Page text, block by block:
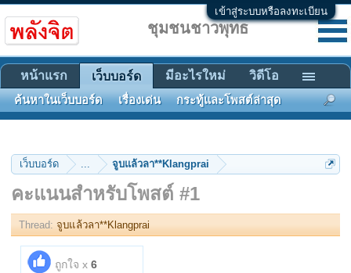
เข้าสู่ระบบหรือลงทะเบียน
เว็บบอร์ด ... จูบแล้วลา**Klangprai
คะแนนสำหรับโพสต์ #1
Thread: จูบแล้วลา**Klangprai
ถูกใจ x 6
ชุมชนชาวพุทธ
หน้าแรก เว็บบอร์ด
ค้นหาในเว็บบอร์ด เรื่องเด่น กระทู้และโพสต์ล่าสุด
มีอะไรใหม่ วิดีโอ